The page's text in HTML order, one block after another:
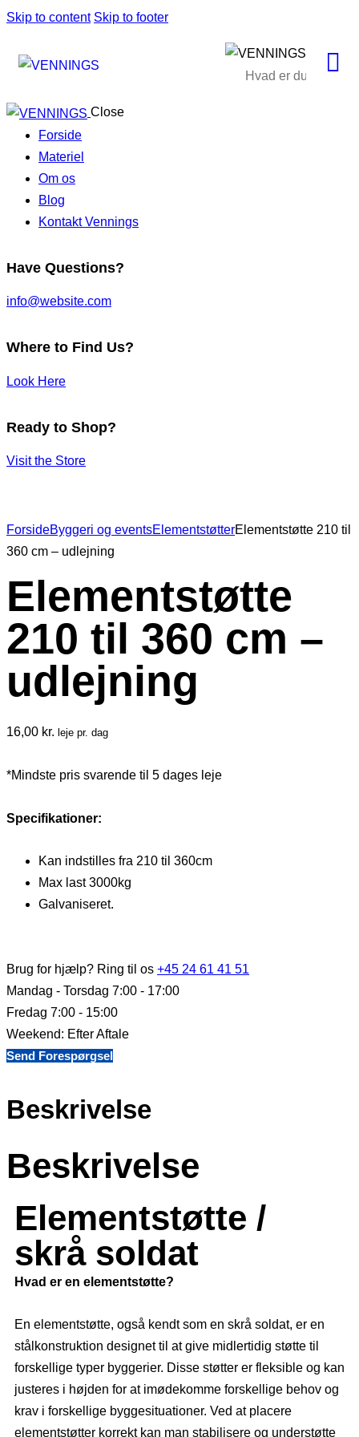
Skip to content Skip to footer
Close
Forside
Materiel
Om os
Blog
Kontakt Vennings
Have Questions?
info@website.com
Where to Find Us?
Look Here
Ready to Shop?
Visit the Store
ForsideByggeri og eventsElementstøtterElementstøtte 210 til
360 cm – udlejning
Elementstøtte
210 til 360 cm –
udlejning
16,00 kr. leje pr. dag
*Mindste pris svarende til 5 dages leje
Specifikationer:
Kan indstilles fra 210 til 360cm
Max last 3000kg
Galvaniseret.
Brug for hjælp? Ring til os +45 24 61 41 51
Mandag - Torsdag 7:00 - 17:00
Fredag 7:00 - 15:00
Weekend: Efter Aftale
Send Forespørgsel
Beskrivelse
Beskrivelse
Elementstøtte /
skrå soldat
Hvad er en elementstøtte?
En elementstøtte, også kendt som en skrå soldat, er en
stålkonstruktion designet til at give midlertidig støtte til
forskellige typer byggerier. Disse støtter er fleksible og kan
justeres i højden for at imødekomme forskellige behov og
krav i forskellige byggesituationer. Ved at placere
elementstøtter korrekt kan man stabilisere og understøtte